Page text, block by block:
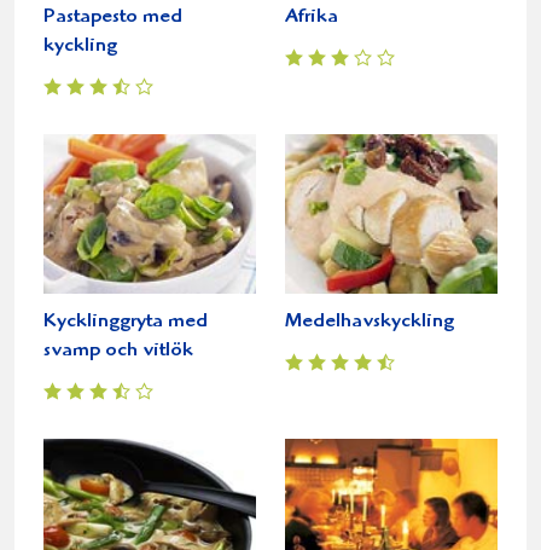
Pastapesto med
kyckling
Afrika
Kycklinggryta med
svamp och vitlök
Medelhavskyckling